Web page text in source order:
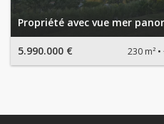
Propriété avec vue mer
5.990.000 € 230 m²